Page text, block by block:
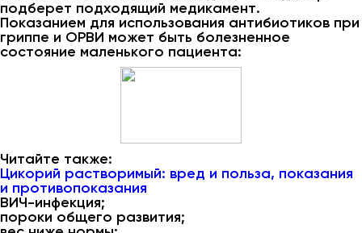
подберет подходящий медикамент.
Показанием для использования антибиотиков при
гриппе и ОРВИ может быть болезненное
состояние маленького пациента:
Читайте также:
Цикорий растворимый: вред и польза, показания
и противопоказания
ВИЧ-инфекция;
пороки общего развития;